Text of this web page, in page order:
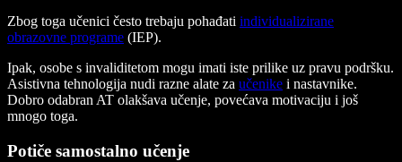
Zbog toga učenici često trebaju pohađati individualizirane
obrazovne programe (IEP).
Ipak, osobe s invaliditetom mogu imati iste prilike uz pravu podršku.
Asistivna tehnologija nudi razne alate za učenike i nastavnike.
Dobro odabran AT olakšava učenje, povećava motivaciju i još
mnogo toga.
Potiče samostalno učenje